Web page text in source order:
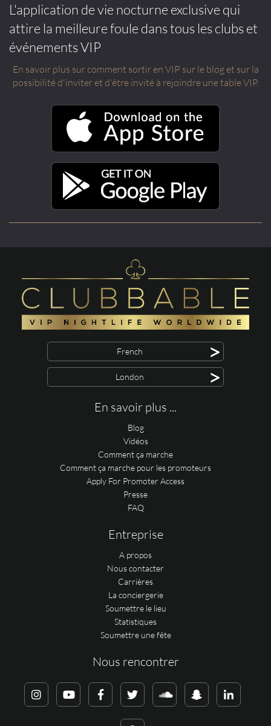
L'application de vie nocturne exclusive qui
attire la meilleure foule dans tous les clubs et
événements VIP
En savoir plus sur comment sortir en VIP sur le blog et sur la
possibilité d'inviter et d'être invité à rejoindre une table VIP.
French >
London >
En savoir plus ...
Blog
Vidéos
Comment ça marche
Comment ça marche pour les promoteurs
Apply For Promoter Access
Presse
FAQ
Entreprise
A propos
Nous contacter
Carrières
La conciergerie
Soumettre le lieu
Statistiques
Soumettre une fête
Nous rencontrer